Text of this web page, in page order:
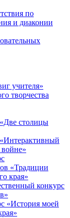
по
и диаконии
учителя»
творчества
столицы
«Традиции
края»
конкурс
«История моей